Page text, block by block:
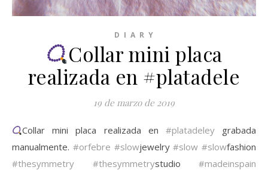
D I A R Y
Collar mini placa
realizada en #platadele
19 de marzo de 2019
Collar mini placa realizada en #platadeleygrabada
manualmente. #orfebre #slowjewelry#slow #slowfashion
#thesymmetry
#thesymmetrystudio #madeinspain